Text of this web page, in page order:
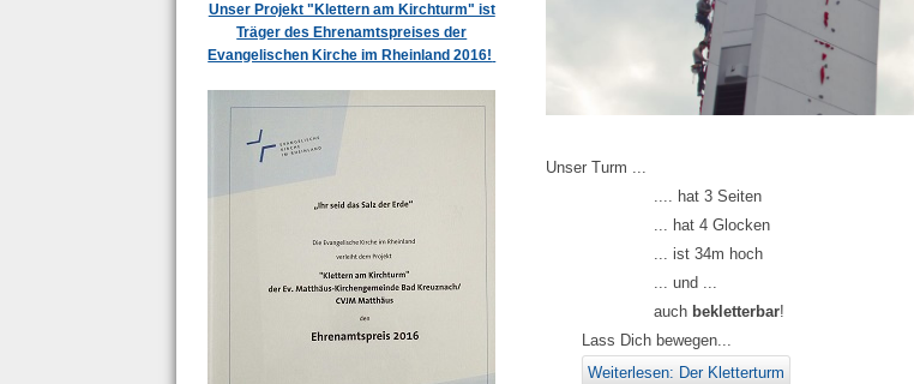
Unser Projekt "Klettern am Kirchturm" ist
Träger des Ehrenamtspreises der
Evangelischen Kirche im Rheinland 2016!
Unser Turm ...
.... hat 3 Seiten
... hat 4 Glocken
... ist 34m hoch
... und ...
auch bekletterbar!
Lass Dich bewegen...
Weiterlesen: Der Kletterturm